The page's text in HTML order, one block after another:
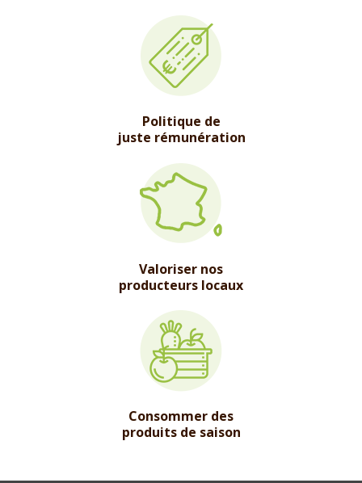
Politique de
juste rémunération
Valoriser nos
producteurs locaux
Consommer des
produits de saison